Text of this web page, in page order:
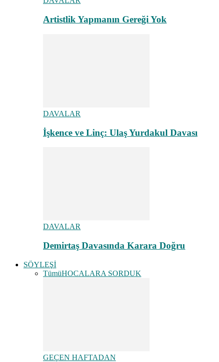
Artistlik Yapmanın Gereği Yok
DAVALAR
İşkence ve Linç: Ulaş Yurdakul Davası
DAVALAR
Demirtaş Davasında Karara Doğru
SÖYLEŞİ
TümüHOCALARA SORDUK
GEÇEN HAFTADAN